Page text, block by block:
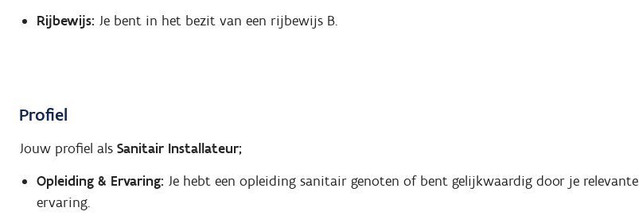
Rijbewijs: Je bent in het bezit van een rijbewijs B.
Profiel
Jouw profiel als Sanitair Installateur;
Opleiding & Ervaring: Je hebt een opleiding sanitair genoten of bent gelijkwaardig door je relevante
ervaring.